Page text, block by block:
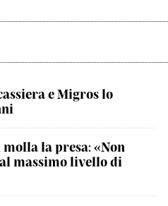
e Migros lo
la presa: «Non
massimo livello di